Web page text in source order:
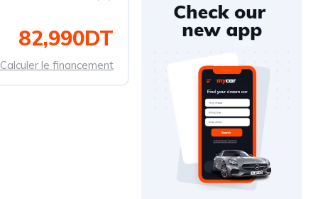
82,990DT
Calculer le financement